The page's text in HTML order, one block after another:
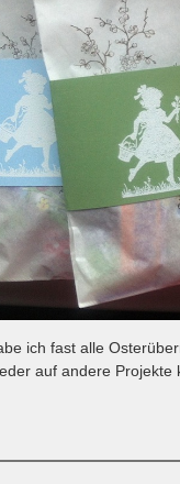
ich fast alle
auf andere Projekte